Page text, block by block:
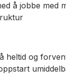
å jobbe med
heltid og